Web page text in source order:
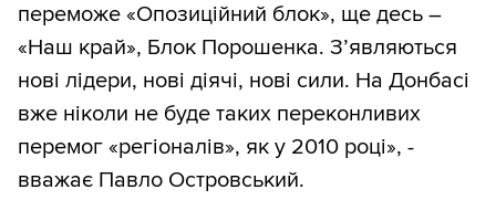
переможе «Опозиційний блок», ще десь –
«Наш край», Блок Порошенка. З’являються
нові лідери, нові діячі, нові сили. На Донбасі
вже ніколи не буде таких переконливих
перемог «регіоналів», як у 2010 році», -
вважає Павло Островський.